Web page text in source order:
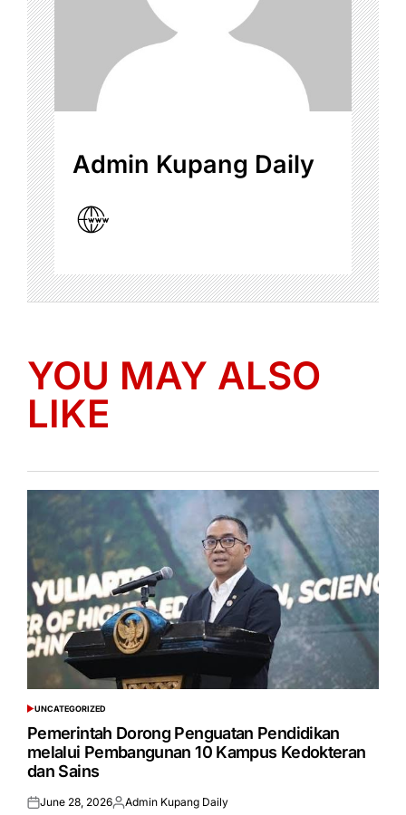
Admin Kupang Daily
YOU MAY ALSO
LIKE
POSTED
IN
UNCATEGORIZED
Pemerintah Dorong Penguatan Pendidikan
melalui Pembangunan 10 Kampus Kedokteran
dan Sains
Posted
June 28, 2026Posted
Admin Kupang Daily